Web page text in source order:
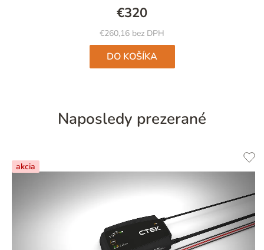
€260,16 bez DPH
€320
DO KOŠÍKA
Naposledy prezerané
akcia